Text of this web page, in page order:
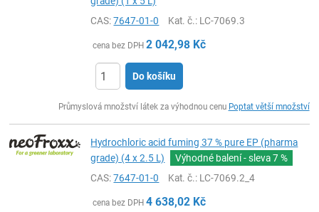
CAS:7647-01-0 Kat. č.: LC-7069.3
cena bez DPH 2 042,98 Kč
Do košíku
Průmyslová množství látek za výhodnou cenu Poptat větší množství
Hydrochloric acid fuming 37 % pure EP (pharma
grade) (4 x 2.5 L)
Výhodné balení - sleva7 %
CAS:7647-01-0 Kat. č.: LC-7069.2_4
cena bez DPH 4 638,02 Kč